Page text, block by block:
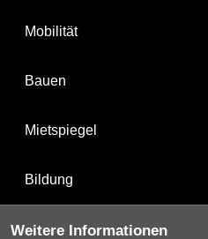
Mobilität
Bauen
Mietspiegel
Bildung
Weitere Informationen